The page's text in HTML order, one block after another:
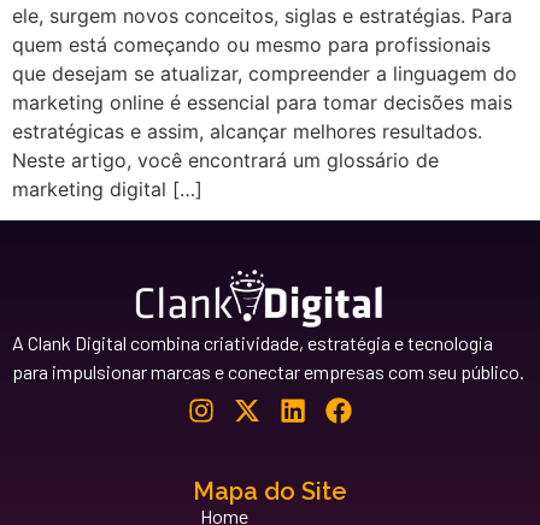
ele, surgem novos conceitos, siglas e estratégias. Para
quem está começando ou mesmo para profissionais
que desejam se atualizar, compreender a linguagem do
marketing online é essencial para tomar decisões mais
estratégicas e assim, alcançar melhores resultados.
Neste artigo, você encontrará um glossário de
marketing digital […]
A Clank Digital combina criatividade, estratégia e tecnologia
para impulsionar marcas e conectar empresas com seu público.
Mapa do Site
Home